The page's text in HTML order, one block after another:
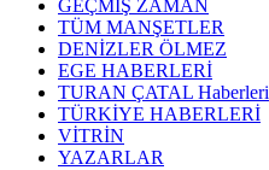
GEÇMİŞ ZAMAN
TÜM MANŞETLER
DENİZLER ÖLMEZ
EGE HABERLERİ
TURAN ÇATAL Haberleri
TÜRKİYE HABERLERİ
VİTRİN
YAZARLAR